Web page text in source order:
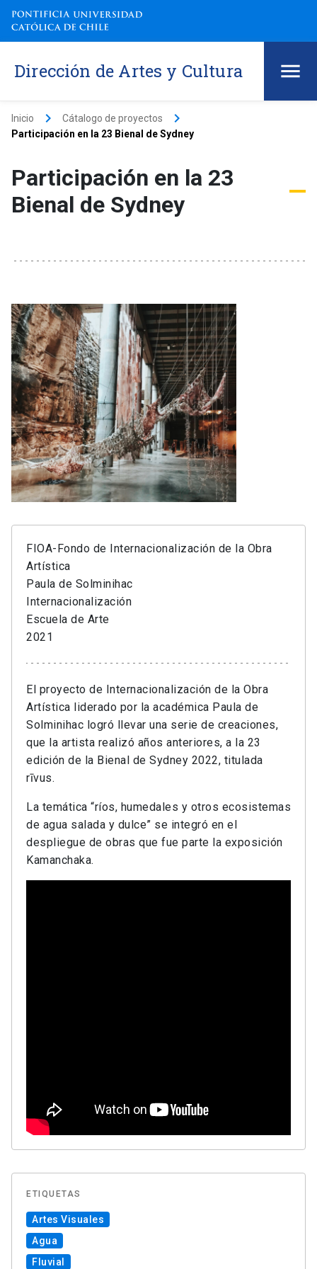
Dirección de Artes y Cultura
Inicio keyboard_arrow_right Cátalogo de proyectos keyboard_arrow_right
Participación en la 23 Bienal de Sydney
Participación en la 23
Bienal de Sydney
FIOA-Fondo de Internacionalización de la Obra
Artística
Paula de Solminihac
Internacionalización
Escuela de Arte
2021
El proyecto de Internacionalización de la Obra
Artística liderado por la académica Paula de
Solminihac logró llevar una serie de creaciones,
que la artista realizó años anteriores, a la 23
edición de la Bienal de Sydney 2022, titulada
rīvus.
La temática “ríos, humedales y otros ecosistemas
de agua salada y dulce” se integró en el
despliegue de obras que fue parte la exposición
Kamanchaka.
ETIQUETAS
Artes Visuales
Agua
Fluvial